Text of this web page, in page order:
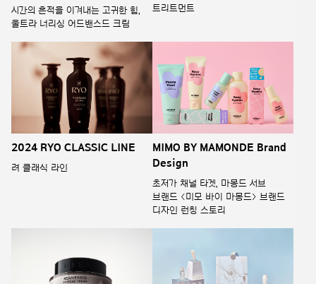
시간의 흔적을 이겨내는 고귀한 힘,
울트라 너리싱 어드밴스드 크림
트리트먼트
2024 RYO CLASSIC LINE
려 클래식 라인
MIMO BY MAMONDE Brand
Design
초저가 채널 타겟, 마몽드 서브
브랜드 <미모 바이 마몽드> 브랜드
디자인 런칭 스토리